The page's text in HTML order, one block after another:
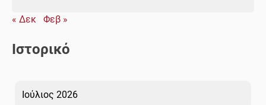
« Δεκ Φεβ »
Ιστορικό
Ιούλιος 2026